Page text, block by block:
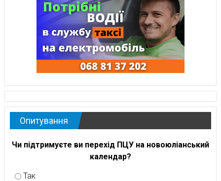
Опитування
Чи підтримуєте ви перехід ПЦУ на новоюліанський
календар?
Так